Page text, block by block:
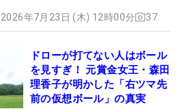
2026年7月23日 (木) 12時00分 37
ドローが打てない人はボール
を見すぎ！ 元賞金女王・森田
理香子が明かした「右ツマ先
前の仮想ボール」の真実